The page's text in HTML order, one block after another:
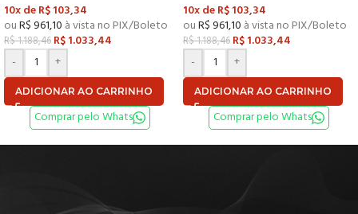
Cinza e Laranja Picasso – P
10x deR$103,34
ouR$ 961,10 à vista no PIX/Boleto
R$1.188,46 R$1.033,44
-
+
ADICIONAR AO CARRINHO
Comprar pelo Whats
Cinza e Lilás – Pandin
10x deR$103,34
ouR$ 961,10 à vista no PIX/Boleto
R$1.188,46 R$1.033,44
-
+
ADICIONAR AO CARRINHO
Comprar pelo Whats